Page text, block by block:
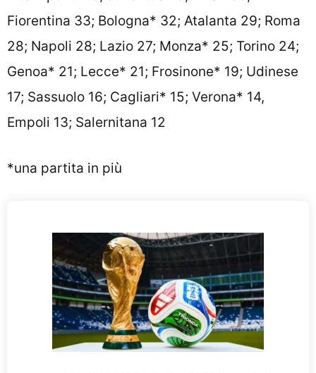
Fiorentina 33; Bologna* 32; Atalanta 29; Roma
28; Napoli 28; Lazio 27; Monza* 25; Torino 24;
Genoa* 21; Lecce* 21; Frosinone* 19; Udinese
17; Sassuolo 16; Cagliari* 15; Verona* 14,
Empoli 13; Salernitana 12
*una partita in più